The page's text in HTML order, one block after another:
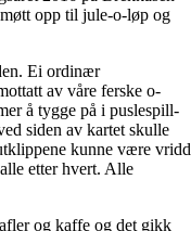
opp til jule-o-løp og
Ei ordinær
av våre ferske o-
å tygge på i puslespill-
siden av kartet skulle
kunne være vridd
etter hvert. Alle
og kaffe og det gikk